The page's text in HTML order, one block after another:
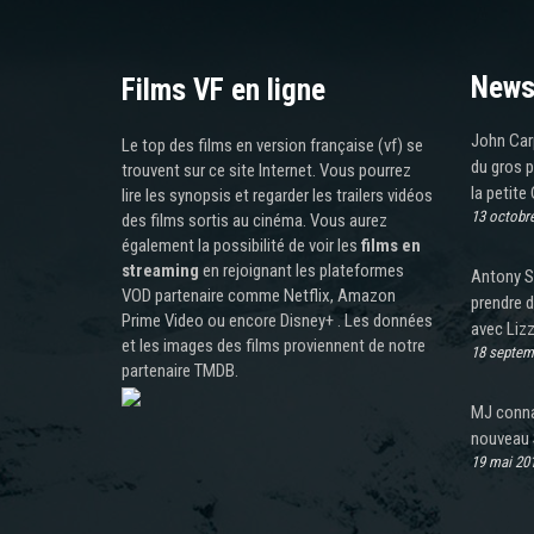
Films VF en ligne
Le top des films en version française (vf) se
trouvent sur ce site Internet. Vous pourrez
lire les synopsis et regarder les trailers vidéos
des films sortis au cinéma. Vous aurez
également la possibilité de voir les films en
streaming en rejoignant les plateformes
VOD partenaire comme Netflix, Amazon
Prime Video ou encore Disney+ . Les données
et les images des films proviennent de notre
partenaire TMDB.
John
du gros
la petite
13
Antony
prendre
avec
18
MJ
nouveau
19 mai